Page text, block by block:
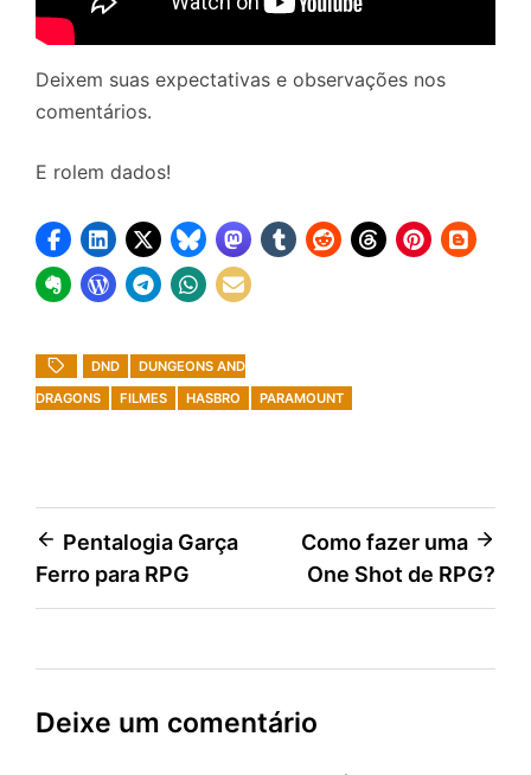
Deixem suas expectativas e observações nos
comentários.
E rolem dados!
DND
DUNGEONS AND
DRAGONS
FILMES HASBRO PARAMOUNT
Navegação
de
Pentalogia Garça
Ferro para RPG
Como fazer uma
One Shot de RPG?
Deixe um comentário